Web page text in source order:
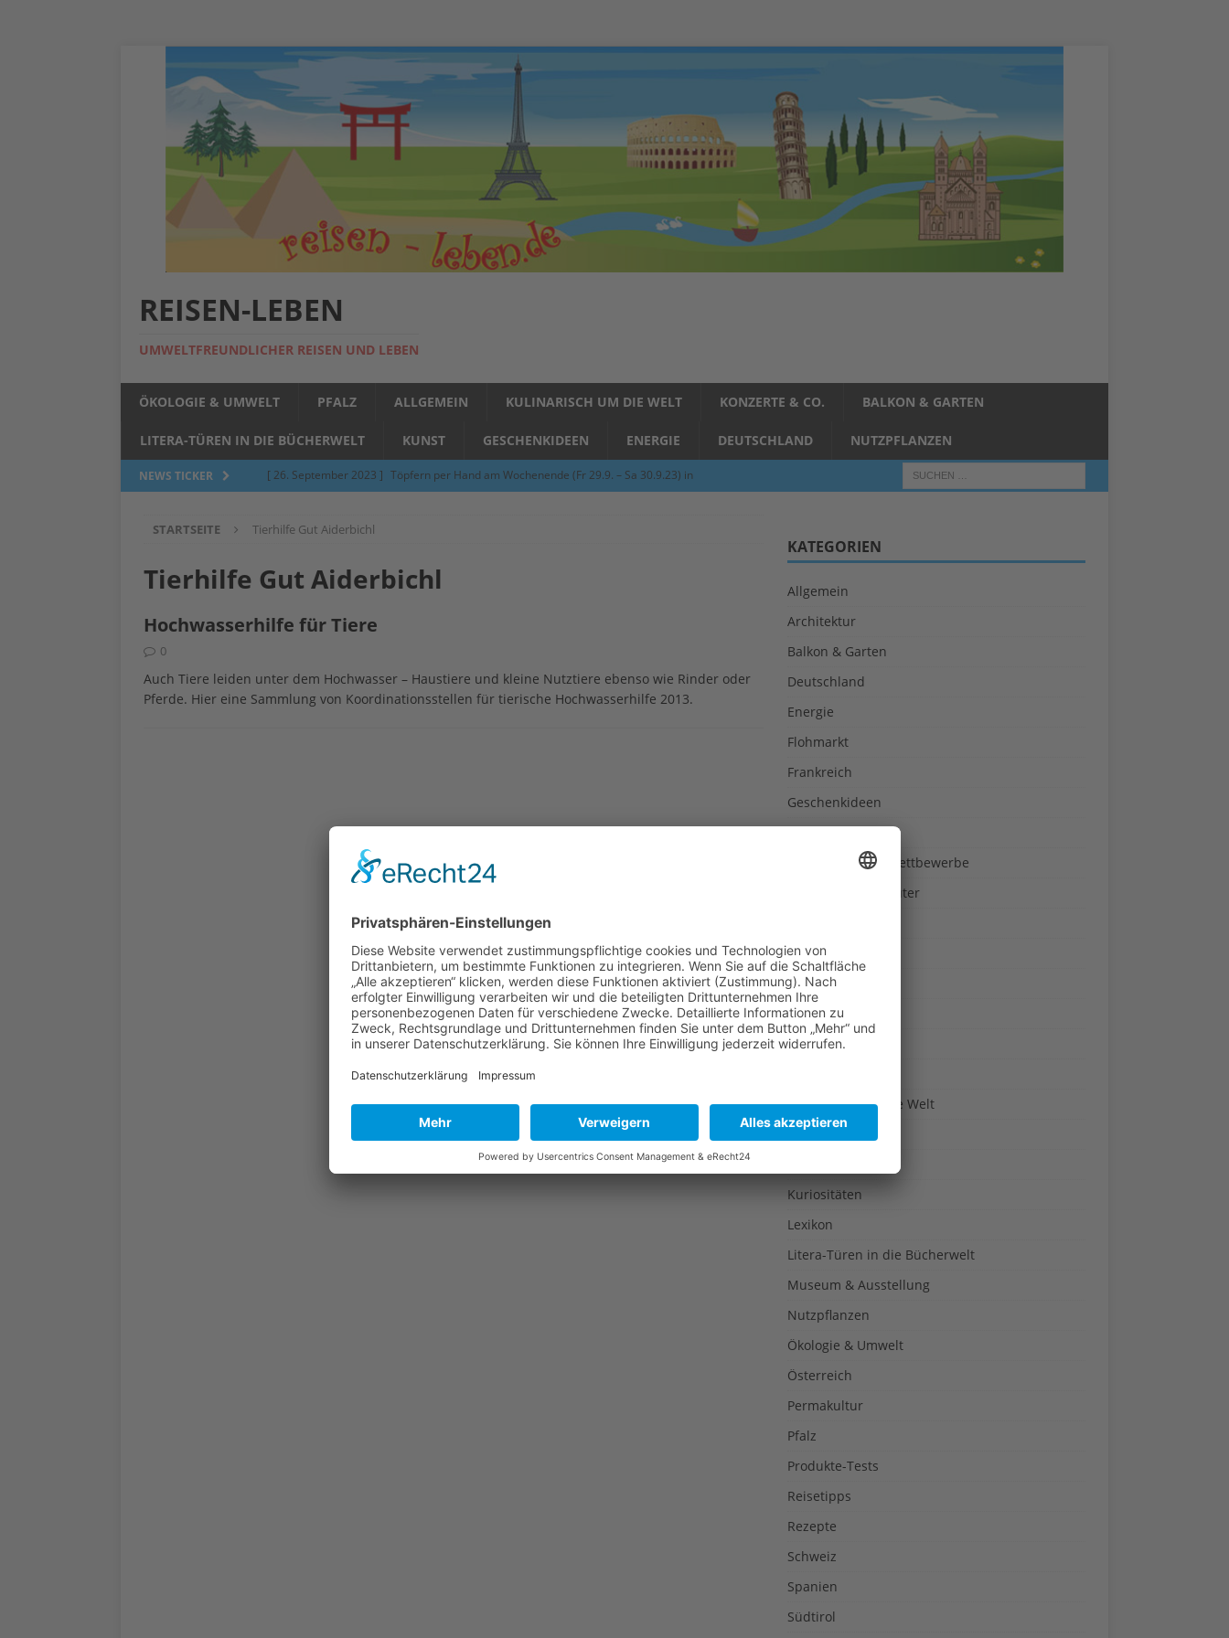
REISEN-LEBEN
UMWELTFREUNDLICHER REISEN UND LEBEN
ÖKOLOGIE & UMWELT PFALZ ALLGEMEIN KULINARISCH UM DIE WELT KONZERTE & CO. BALKON & GARTEN
LITERA-TÜREN IN DIE BÜCHERWELT KUNST GESCHENKIDEEN ENERGIE DEUTSCHLAND NUTZPFLANZEN
NEWS TICKER [ 26. September 2023 ] Töpfern per Hand am Wochenende (Fr 29.9. – Sa 30.9.23) in
[ 5. Juni 2023 ] Töpfern am Abend – Schnupperkurse an der Töpferscheibe in Schifferstadt
ALLGEMEIN
[ 24. März 2023 ] Töpfern per Hand am Abend in Limburgerhof
[ 12. Juni 2014 ] Grasmilben (Herbstgrasmilben, Erntemilben) sind unterwegs: Das große
STARTSEITE Tierhilfe Gut Aiderbichl
Tierhilfe Gut Aiderbichl
Hochwasserhilfe für Tiere
0
Auch Tiere leiden unter dem Hochwasser – Haustiere und kleine Nutztiere ebenso wie Rinder oder
Pferde. Hier eine Sammlung von Koordinationsstellen für tierische Hochwasserhilfe 2013.
KATEGORIEN
Allgemein
Architektur
Balkon & Garten
Deutschland
Energie
Flohmarkt
Frankreich
Geschenkideen
Gewinnspiele & Wettbewerbe
Gewürze und Kräuter
Hochwasser
Ideen-Reich
Italien
Japan
Kulinarisch um die Welt
Kultur
Kuriositäten
Lexikon
Litera-Türen in die Bücherwelt
Museum & Ausstellung
Nutzpflanzen
Ökologie & Umwelt
Österreich
Permakultur
Pfalz
Produkte-Tests
Reisetipps
Rezepte
Schweiz
Spanien
Südtirol